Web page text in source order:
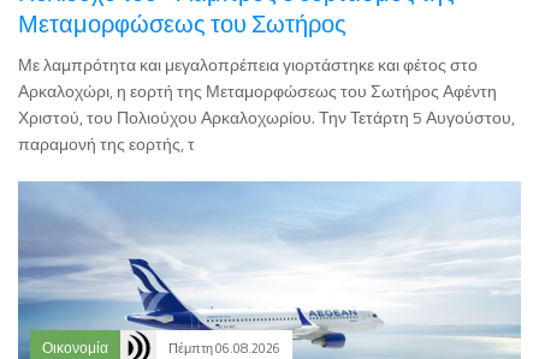
Με λαμπρότητα και μεγαλοπρέπεια γιορτάστηκε και φέτος στο
Αρκαλοχώρι, η εορτή της Μεταμορφώσεως του Σωτήρος Αφέντη
Χριστού, του Πολιούχου Αρκαλοχωρίου. Την Τετάρτη 5 Αυγούστου,
παραμονή της εορτής, τ
Οικονομία Πέμπτη 06.08.2026